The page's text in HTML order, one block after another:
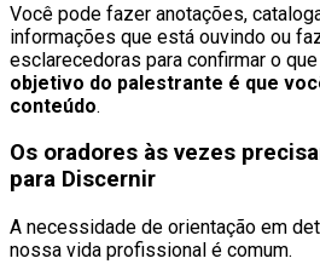
Você pode fazer anotações,
informações que está ouvindo ou
esclarecedoras para confirmar o que
objetivo do palestrante é que
conteúdo.
Os oradores às vezes
para Discernir
A necessidade de orientação em
nossa vida profissional é comum.